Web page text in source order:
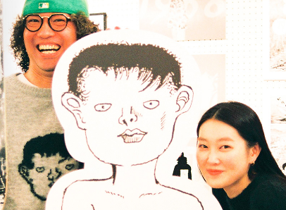
聴
着
観
タグ一覧
#ART #BEAMS CULTUART
#BEAMS MANGART
#BEAMS RECORDS
#BEAMS T
#bPrビームス
#Bギャラリー
#TOKYO CULTUART by BEAMS
#Tシャツ
#アート
#アートが生まれるところ
#アートフェア
#アイドル
#アトリエ #アニメ
#エンタメ